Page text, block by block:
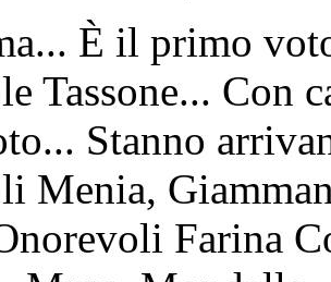
È il primo
Tassone... Con
Stanno
Menia,
Farina